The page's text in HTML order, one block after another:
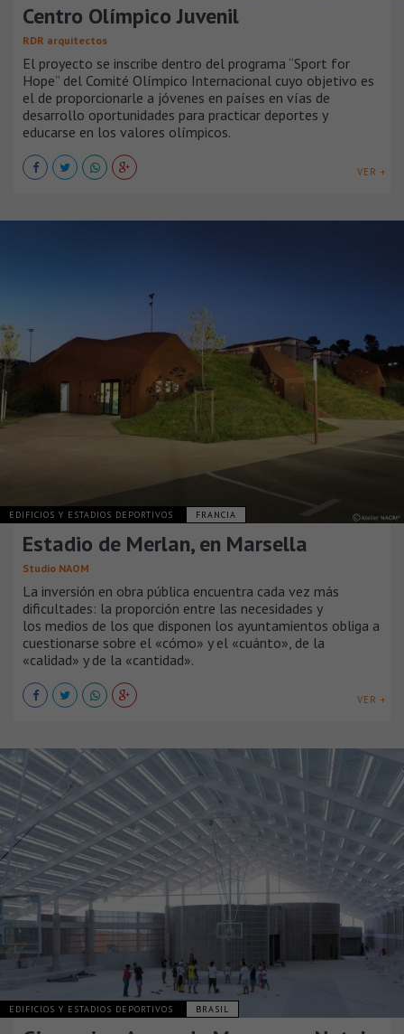
Centro Olímpico Juvenil
RDR arquitectos
El proyecto se inscribe dentro del programa “Sport for
Hope” del Comité Olímpico Internacional cuyo objetivo es
el de proporcionarle a jóvenes en países en vías de
desarrollo oportunidades para practicar deportes y
educarse en los valores olímpicos.
VER +
EDIFICIOS Y ESTADIOS DEPORTIVOS FRANCIA
Estadio de Merlan, en Marsella
Studio NAOM
La inversión en obra pública encuentra cada vez más
dificultades: la proporción entre las necesidades y
los medios de los que disponen los ayuntamientos obliga a
cuestionarse sobre el «cómo» y el «cuánto», de la
«calidad» y de la «cantidad».
VER +
EDIFICIOS Y ESTADIOS DEPORTIVOS BRASIL